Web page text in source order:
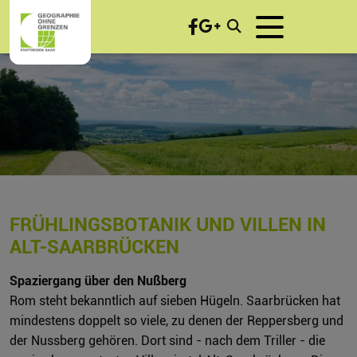
FRÜHLINGSBOTANIK UND VILLEN IN
ALT-SAARBRÜCKEN
Spaziergang über den Nußberg
Rom steht bekanntlich auf sieben Hügeln. Saarbrücken hat
mindestens doppelt so viele, zu denen der Reppersberg und
der Nussberg gehören. Dort sind - nach dem Triller - die